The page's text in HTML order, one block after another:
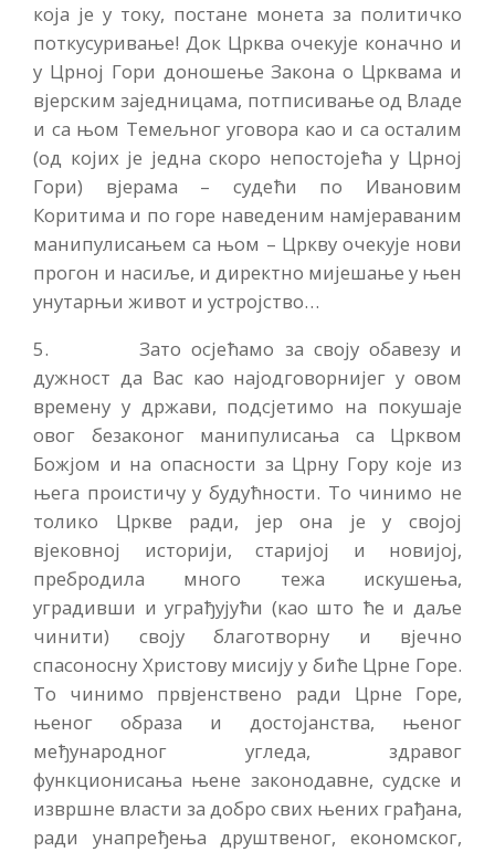
која је у току, постане монета за политичко
поткусуривање! Док Црква очекује коначно и
у Црној Гори доношење Закона о Црквама и
вјерским заједницама, потписивање од Владе
и са њом Темељног уговора као и са осталим
(од којих је једна скоро непостојећа у Црној
Гори) вјерама – судећи по Ивановим
Коритима и по горе наведеним намјераваним
манипулисањем са њом – Цркву очекује нови
прогон и насиље, и директно мијешање у њен
унутарњи живот и устројство…
5. Зато осјећамо за своју обавезу и
дужност да Вас као најодговорнијег у овом
времену у држави, подсјетимо на покушаје
овог безаконог манипулисања са Црквом
Божјом и на опасности за Црну Гору које из
њега проистичу у будућности. То чинимо не
толико Цркве ради, јер она је у својој
вјековној историји, старијој и новијој,
пребродила много тежа искушења,
уградивши и уграђујући (као што ће и даље
чинити) своју благотворну и вјечно
спасоносну Христову мисију у биће Црне Горе.
То чинимо првјенствено ради Црне Горе,
њеног образа и достојанства, њеног
међународног угледа, здравог
функционисања њене законодавне, судске и
извршне власти за добро свих њених грађана,
ради унапређења друштвеног, економског,